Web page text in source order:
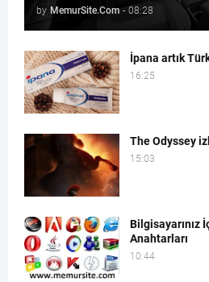
by MemurSite.Com - 08:28
İpana artık
16:25
The Odyssey
15:03
Bilgisayarınız
Anahtarları
10:44